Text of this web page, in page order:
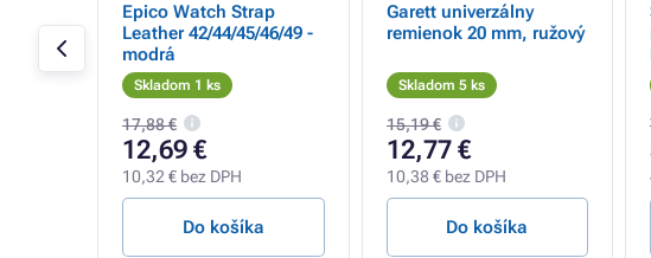
Epico Watch Strap
Leather 42/44/45/46/49 -
modrá
Skladom 1 ks
17,88 €
12,69 €
10,32 € bez DPH
Do košíka
Garett univerzálny
remienok 20 mm, ružový
Skladom 5 ks
15,19 €
12,77 €
10,38 € bez DPH
Do košíka